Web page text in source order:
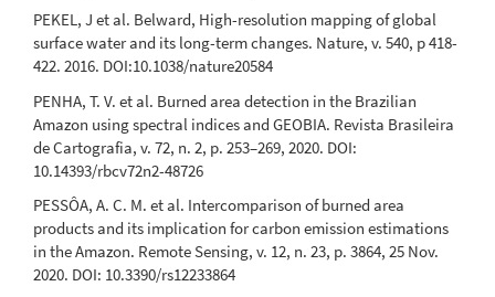
PEKEL, J et al. Belward, High-resolution mapping of global
surface water and its long-term changes. Nature, v. 540, p 418-
422. 2016. DOI:10.1038/nature20584
PENHA, T. V. et al. Burned area detection in the Brazilian
Amazon using spectral indices and GEOBIA. Revista Brasileira
de Cartografia, v. 72, n. 2, p. 253–269, 2020. DOI:
10.14393/rbcv72n2-48726
PESSÔA, A. C. M. et al. Intercomparison of burned area
products and its implication for carbon emission estimations
in the Amazon. Remote Sensing, v. 12, n. 23, p. 3864, 25 Nov.
2020. DOI: 10.3390/rs12233864